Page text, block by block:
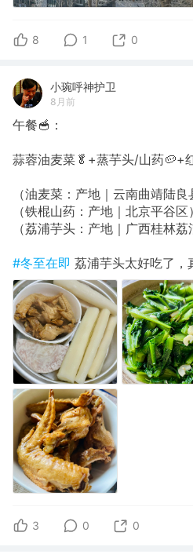
8 1 0
小琬呼神护卫
8月前
午餐🥣：
蒜蓉油麦菜🥬+蒸芋头/山药🥔+
（油麦菜：产地｜云南曲靖陆良
（铁棍山药：产地｜北京平谷区）
（荔浦芋头：产地｜广西桂林荔
#冬至在即 荔浦芋头太好吃了，
3 0 0